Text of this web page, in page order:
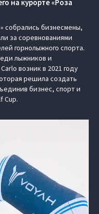
на курорте «Роза
собрались бизнесмены,
за соревнованиями
горнолыжного спорта.
лыжников и
возник в 2021 году
решила создать
бизнес, спорт и
Cup.